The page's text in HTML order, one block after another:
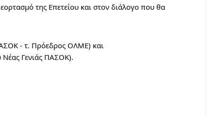
της Επετείου και στον διάλογο που θα
- τ. Πρόεδρος ΟΛΜΕ) και
Νέας Γενιάς ΠΑΣΟΚ).